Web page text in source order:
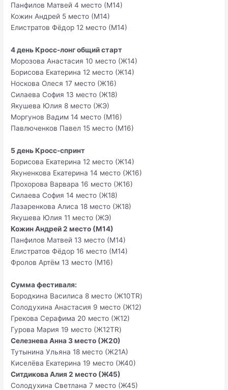
Панфилов Матвей 4 место (М14)
Кожин Андрей 5 место (М14)
Елистратов Фёдор 12 место (М14)
4 день Кросс-лонг общий старт
Морозова Анастасия 10 место (Ж14)
Борисова Екатерина 12 место (Ж14)
Носкова Олеся 17 место (Ж16)
Силаева София 13 место (Ж18)
Якушева Юлия 8 место (ЖЭ)
Моргунов Вадим 14 место (М16)
Павлюченков Павел 15 место (М16)
5 день Кросс-спринт
Борисова Екатерина 12 место (Ж14)
Якуненкова Екатерина 14 место (Ж16)
Прохорова Варвара 16 место (Ж16)
Силаева София 14 место (Ж18)
Лазаренкова Алиса 18 место (Ж18)
Якушева Юлия 11 место (ЖЭ)
Кожин Андрей 2 место (М14)
Панфилов Матвей 13 место (М14)
Елистратов Фёдор 16 место (М14)
Фролов Артём 13 место (М16)
Сумма фестиваля:
Бородкина Василиса 8 место (Ж10TR)
Солодухина Анастасия 9 место (Ж12)
Грекова Серафима 20 место (Ж12)
Гурова Мария 19 место (Ж12TR)
Селезнева Анна 3 место (Ж20)
Тутынина Ульяна 18 место (Ж21А)
Киселёва Екатерина 19 место (Ж40)
Ситдикова Алия 2 место (Ж45)
Солодухина Светлана 7 место (Ж45)